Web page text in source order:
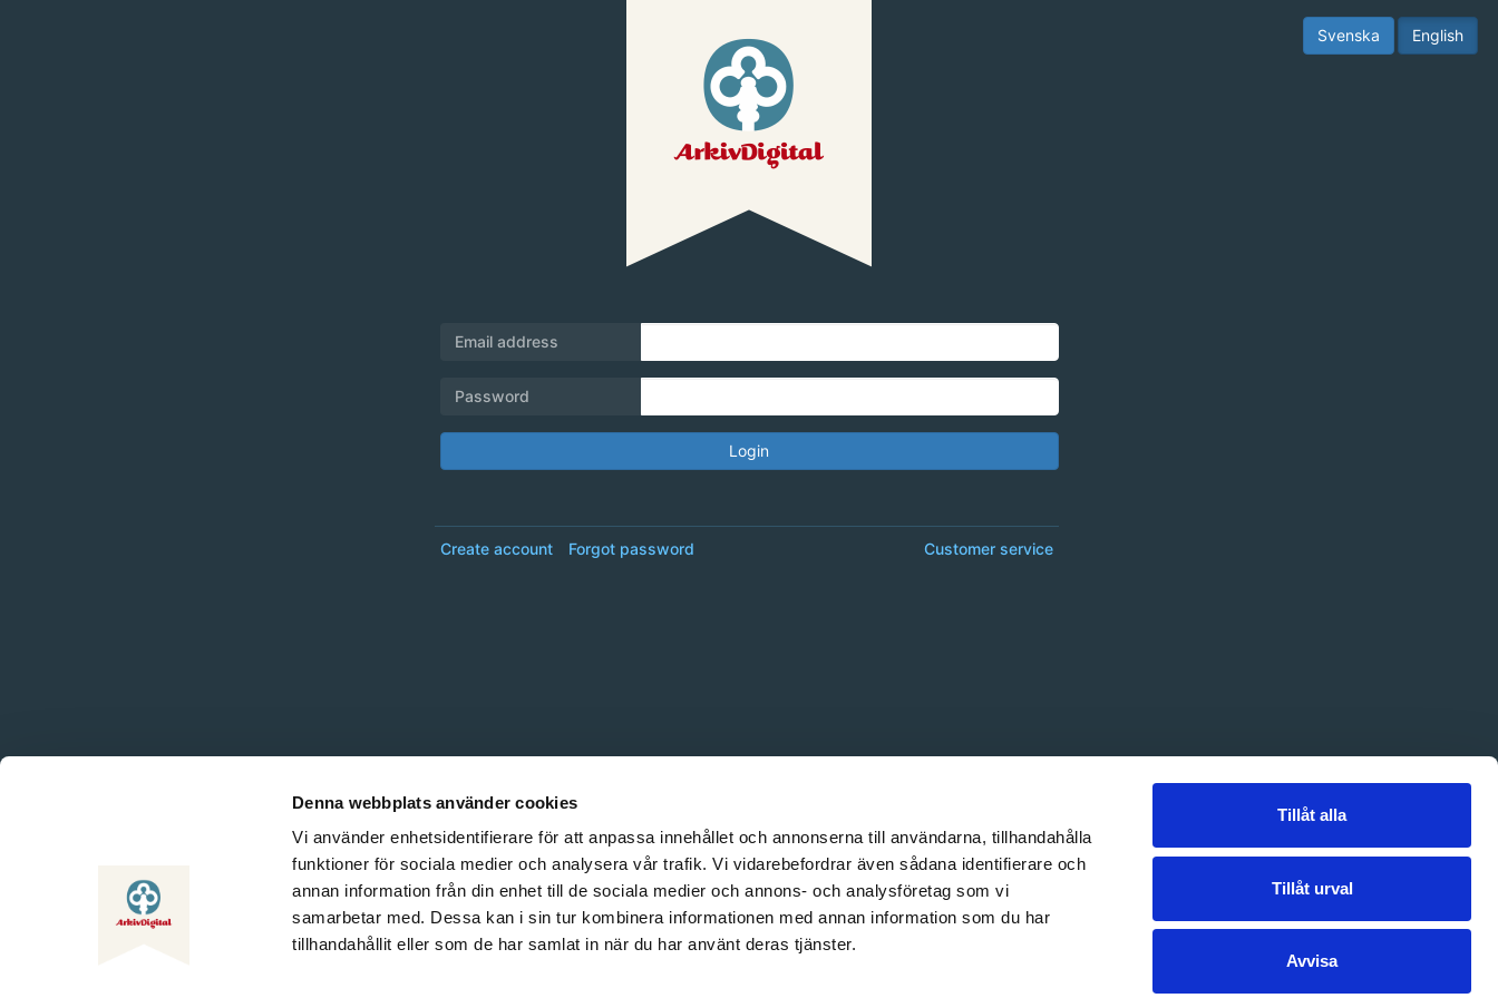
Denna webbplats använder cookies
Vi använder enhetsidentifierare för att anpassa innehållet och annonserna till användarna, tillhandahålla
funktioner för sociala medier och analysera vår trafik. Vi vidarebefordrar även sådana identifierare och
annan information från din enhet till de sociala medier och annons- och analysföretag som vi
samarbetar med. Dessa kan i sin tur kombinera informationen med annan information som du har
tillhandahållit eller som de har samlat in när du har använt deras tjänster.
Tillåt alla
Tillåt urval
Avvisa
English
Svenska
Email address
Password
Login
Customer service
Create account Forgot password